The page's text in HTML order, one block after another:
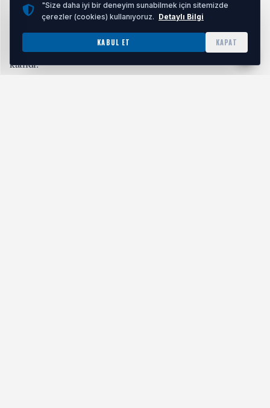
Başkanı Mehmet Yasin Özlü, AK Parti Kocaeli İl Başkanı
Özdemir ile İbrahim Karaosmanoğlu ve çok sayıda davetli
katıldı.
"Size daha iyi bir deneyim sunabilmek için sitemizde
çerezler (cookies) kullanıyoruz. Detaylı Bilgi
KABUL ET KAPAT